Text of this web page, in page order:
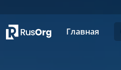
Главная